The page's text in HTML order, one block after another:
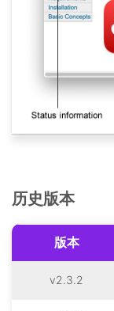
历史版本
版本
v2.3.2